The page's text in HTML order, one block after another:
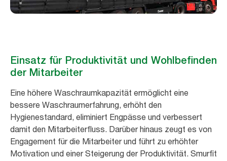
Einsatz für Produktivität und Wohlbefinden
der Mitarbeiter
Eine höhere Waschraumkapazität ermöglicht eine
bessere Waschraumerfahrung, erhöht den
Hygienestandard, eliminiert Engpässe und verbessert
damit den Mitarbeiterfluss. Darüber hinaus zeugt es von
Engagement für die Mitarbeiter und führt zu erhöhter
Motivation und einer Steigerung der Produktivität. Smurfit